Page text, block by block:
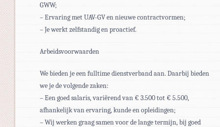
GWW;
– Ervaring met UAV-GV en nieuwe contractvormen;
– Je werkt zelfstandig en proactief.
Arbeidsvoorwaarden
We bieden je een fulltime dienstverband aan. Daarbij bieden
we je de volgende zaken:
– Een goed salaris, variërend van € 3.500 tot € 5.500,
afhankelijk van ervaring, kunde en opleidingen;
– Wij werken graag samen voor de lange termijn, bij goed